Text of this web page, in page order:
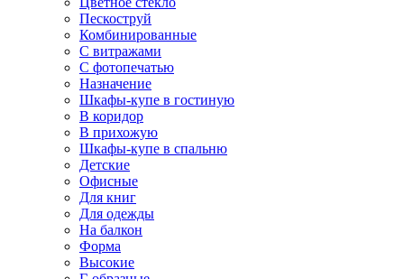
Пескоструй
Комбинированные
С витражами
С фотопечатью
Назначение
Шкафы-купе в гостиную
В коридор
В прихожую
Шкафы-купе в спальню
Детские
Офисные
Для книг
Для одежды
На балкон
Форма
Высокие